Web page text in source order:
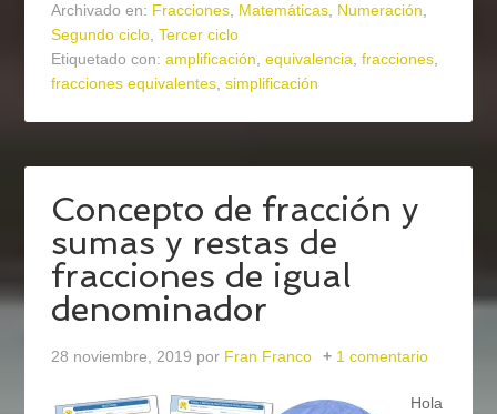
Archivado en: Fracciones, Matemáticas, Numeración,
Segundo ciclo,Tercer ciclo
Etiquetado con:amplificación,equivalencia,fracciones,
fracciones equivalentes,simplificación
Concepto de fracción y
sumas y restas de
fracciones de igual
denominador
28 noviembre, 2019 por Fran Franco 1 comentario
Hola